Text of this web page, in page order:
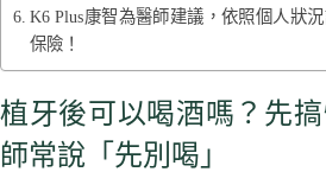
K6 Plus康智為醫師建議，依照個人狀
保險！
植牙後可以喝酒嗎？先
師常說「先別喝」